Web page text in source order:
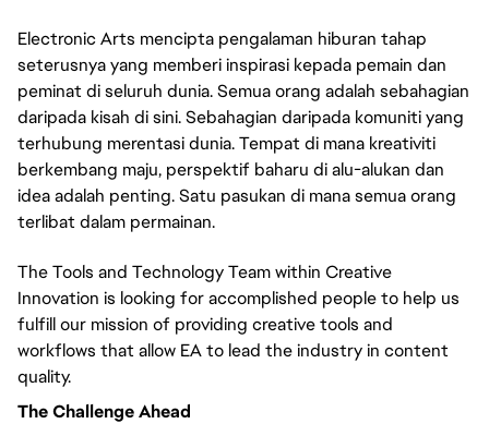
Electronic Arts mencipta pengalaman hiburan tahap
seterusnya yang memberi inspirasi kepada pemain dan
peminat di seluruh dunia. Semua orang adalah sebahagian
daripada kisah di sini. Sebahagian daripada komuniti yang
terhubung merentasi dunia. Tempat di mana kreativiti
berkembang maju, perspektif baharu di alu-alukan dan
idea adalah penting. Satu pasukan di mana semua orang
terlibat dalam permainan.
The Tools and Technology Team within Creative
Innovation is looking for accomplished people to help us
fulfill our mission of providing creative tools and
workflows that allow EA to lead the industry in content
quality.
The Challenge Ahead